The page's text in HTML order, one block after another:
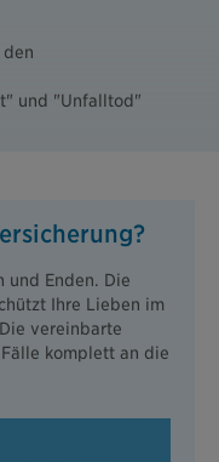
und "Unfalltod"
und Enden. Die
Ihre Lieben im
vereinbarte
komplett an die